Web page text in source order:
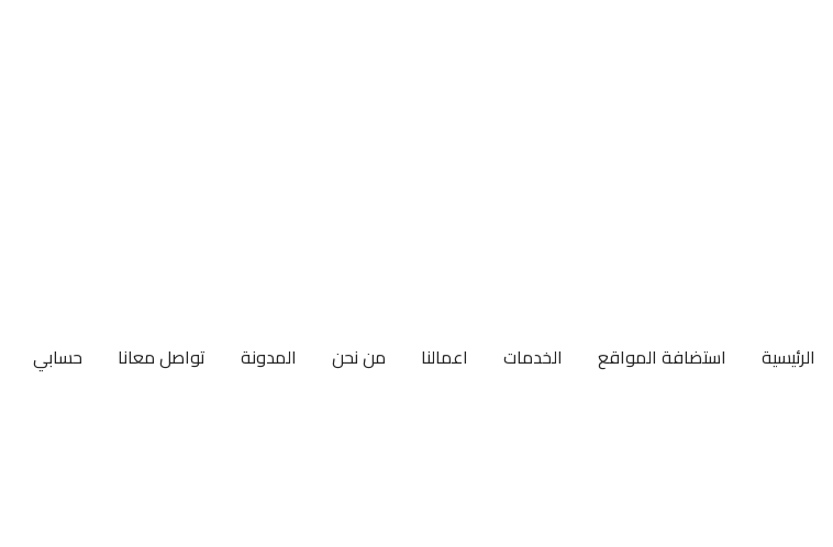
الرئيسية استضافة المواقع الخدمات اعمالنا من نحن المدونة تواصل معانا حسابي